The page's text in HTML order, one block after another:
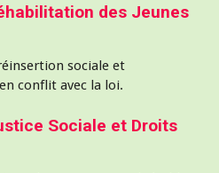
des Jeunes
sociale et
conflit avec la loi.
Sociale et Droits